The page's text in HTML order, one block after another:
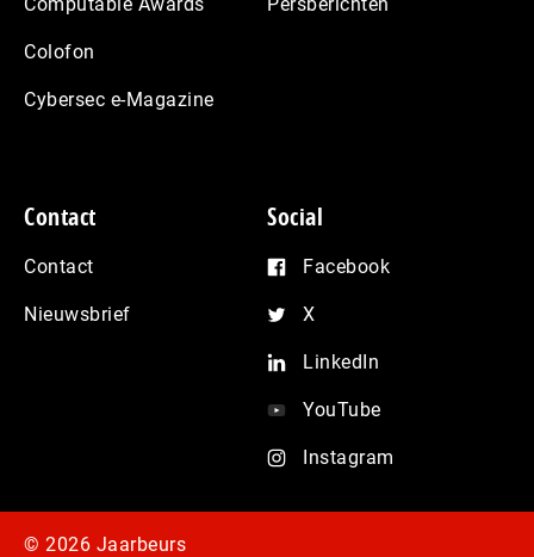
Colofon
Cybersec e-Magazine
Contact
Contact
Nieuwsbrief
Social
Facebook
X
LinkedIn
YouTube
Instagram
© 2026 Jaarbeurs